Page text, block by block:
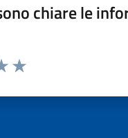
chiare le
la pagina